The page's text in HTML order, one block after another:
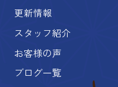
更新情報
スタッフ紹介
お客様の声
ブログ一覧